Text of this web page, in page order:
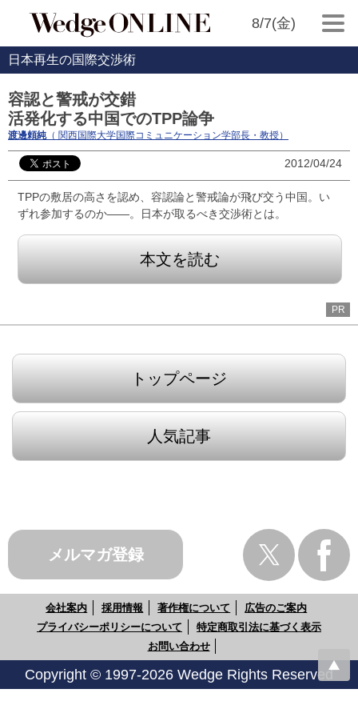
8/7(金)
日本再生の国際交渉術
容認と警戒が交錯
活発化する中国でのTPP論争
渡邊頼純（ 関西国際大学国際コミュニケーション学部長・教授）
2012/04/24
TPPの敷居の高さを認め、容認論と警戒論が飛び交う中国。い
ずれ参加するのか――。日本が取るべき交渉術とは。
本文を読む
PR
トップページ
人気記事
メルマガ登録
会社案内 採用情報 著作権について
広告のご案内
プライバシーポリシーについて
特定商取引法に基づく表示
お問い合わせ
Copyright © 1997-2026 Wedge Rights Reserved